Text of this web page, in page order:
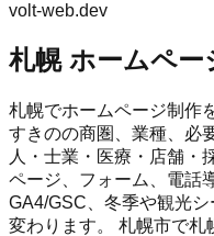
volt-web.dev
札幌 ホームペー
札幌でホームページ制作
すきのの商圏、業種、必
人・士業・医療・店舗・
ページ、フォーム、電話
GA4/GSC、冬季や観光
変わります。 札幌市で札